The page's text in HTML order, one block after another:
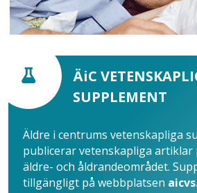
ÄiC
SUPPLEMENT
Äldre i centrums vetenskapliga
publicerar vetenskapliga artiklar
äldre- och åldrandeområdet.
tillgängligt på webbplatsen